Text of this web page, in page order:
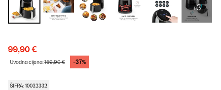
+3
99,90 €
Uvodna cijena:159,90 € -37%
ŠIFRA: 10032332